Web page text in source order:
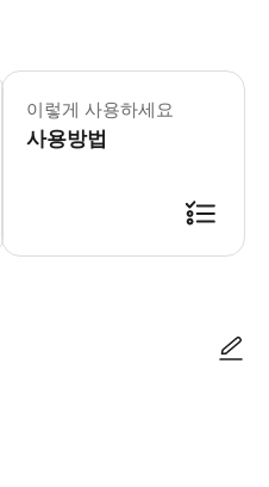
필수 안내 - 박물관은 휠체어 접근이
이렇게 사용하세요
사용방법